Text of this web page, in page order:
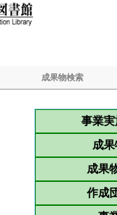
成果物検索
事業
成
成果
作成